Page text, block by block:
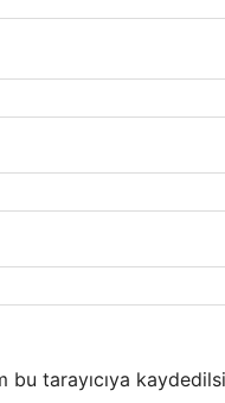
bu tarayıcıya